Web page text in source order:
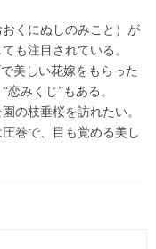
くにぬしのみこと）が
も注目されている。
美しい花嫁をもらった
みくじ”もある。
の枝垂桜を訪れたい。
巻で、目も覚める美し